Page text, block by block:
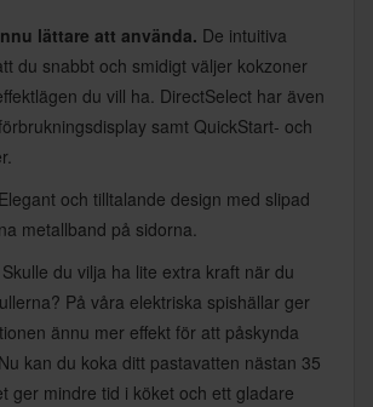
lättare att använda. De intuitiva
du snabbt och smidigt väljer kokzoner
du vill ha. DirectSelect har även
samt QuickStart- och
Elegant och tilltalande design med slipad
metallband på sidorna.
Skulle du vilja ha lite extra kraft när du
På våra elektriska spishällar ger
ännu mer effekt för att påskynda
kan du koka ditt pastavatten nästan 35
ger mindre tid i köket och ett gladare